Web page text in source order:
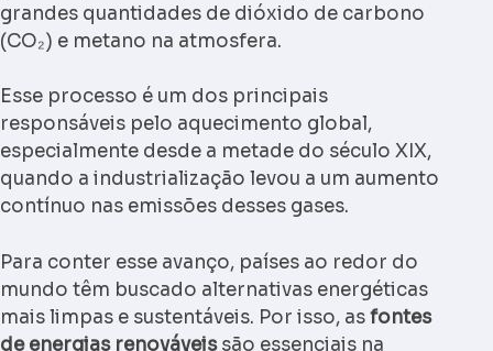
grandes quantidades de dióxido de carbono
(CO₂) e metano na atmosfera.
Esse processo é um dos principais
responsáveis pelo aquecimento global,
especialmente desde a metade do século XIX,
quando a industrialização levou a um aumento
contínuo nas emissões desses gases.
Para conter esse avanço, países ao redor do
mundo têm buscado alternativas energéticas
mais limpas e sustentáveis. Por isso, asfontes
de energias renováveissão essenciais na